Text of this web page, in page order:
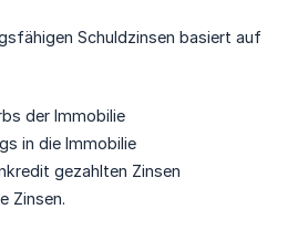
Schuldzinsen basiert auf
der Immobilie
in die Immobilie
gezahlten Zinsen
Zinsen.